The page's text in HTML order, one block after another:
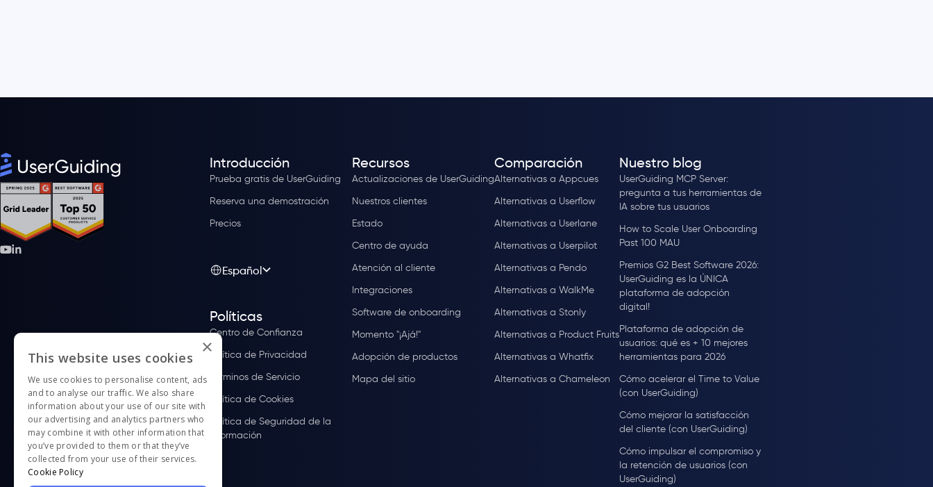
Introducción
Prueba gratis de UserGuiding
Reserva una demostración
Precios
Español
Políticas
Centro de Confianza
Política de Privacidad
Términos de Servicio
Política de Cookies
Política de Seguridad de la
Información
Recursos
Actualizaciones de UserGuiding
Nuestros clientes
Estado
Centro de ayuda
Atención al cliente
Integraciones
Software de onboarding
Momento "¡Ajá!"
Adopción de productos
Mapa del sitio
Comparación
Alternativas a Appcues
Alternativas a Userflow
Alternativas a Userlane
Alternativas a Userpilot
Alternativas a Pendo
Alternativas a WalkMe
Alternativas a Stonly
Alternativas a Product Fruits
Alternativas a Whatfix
Alternativas a Chameleon
Nuestro blog
UserGuiding MCP Server:
pregunta a tus herramientas de
IA sobre tus usuarios
How to Scale User Onboarding
Past 100 MAU
Premios G2 Best Software 2026:
UserGuiding es la ÚNICA
plataforma de adopción
digital!
Plataforma de adopción de
usuarios: qué es + 10 mejores
herramientas para 2026
Cómo acelerar el Time to Value
(con UserGuiding)
Cómo mejorar la satisfacción
del cliente (con UserGuiding)
Cómo impulsar el compromiso y
la retención de usuarios (con
UserGuiding)
×
This website uses cookies
We use cookies to personalise content, ads
and to analyse our traffic. We also share
information about your use of our site with
our advertising and analytics partners who
may combine it with other information that
you’ve provided to them or that they’ve
collected from your use of their services.
Cookie Policy